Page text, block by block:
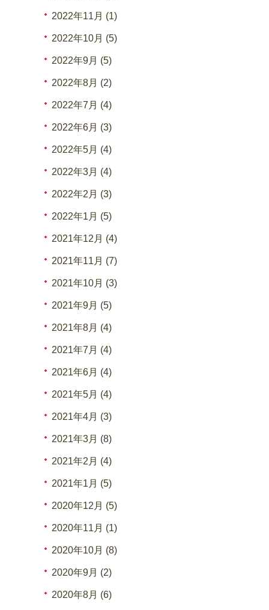
2022年11月 (1)
2022年10月 (5)
2022年9月 (5)
2022年8月 (2)
2022年7月 (4)
2022年6月 (3)
2022年5月 (4)
2022年3月 (4)
2022年2月 (3)
2022年1月 (5)
2021年12月 (4)
2021年11月 (7)
2021年10月 (3)
2021年9月 (5)
2021年8月 (4)
2021年7月 (4)
2021年6月 (4)
2021年5月 (4)
2021年4月 (3)
2021年3月 (8)
2021年2月 (4)
2021年1月 (5)
2020年12月 (5)
2020年11月 (1)
2020年10月 (8)
2020年9月 (2)
2020年8月 (6)